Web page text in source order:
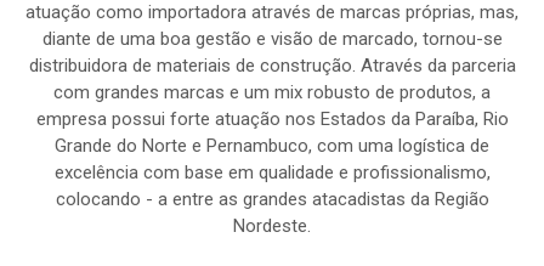
atuação como importadora através de marcas próprias, mas,
diante de uma boa gestão e visão de marcado, tornou-se
distribuidora de materiais de construção. Através da parceria
com grandes marcas e um mix robusto de produtos, a
empresa possui forte atuação nos Estados da Paraíba, Rio
Grande do Norte e Pernambuco, com uma logística de
excelência com base em qualidade e profissionalismo,
colocando - a entre as grandes atacadistas da Região
Nordeste.